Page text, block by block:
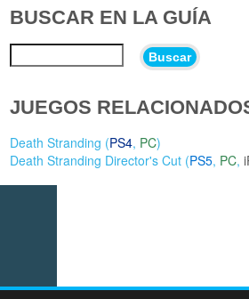
BUSCAR EN LA GUÍA
Buscar
JUEGOS
Death Stranding (PS4, PC)
Death Stranding Director's Cut (PS5, PC,